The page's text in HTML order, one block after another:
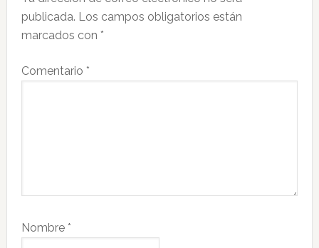
los
lectores
publicada. Los campos obligatorios están
marcados con *
Comentario *
Nombre *